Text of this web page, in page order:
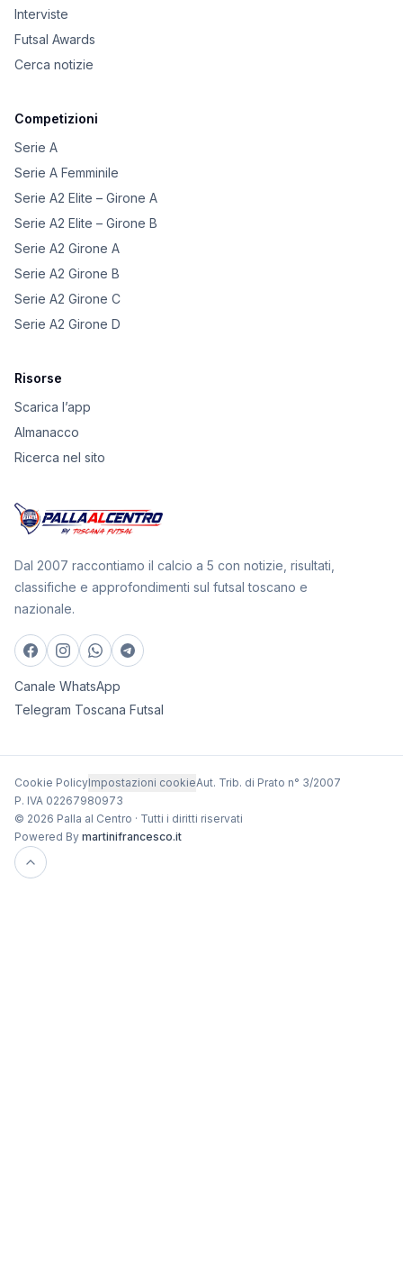
Interviste
Futsal Awards
Cerca notizie
Competizioni
Serie A
Serie A Femminile
Serie A2 Elite – Girone A
Serie A2 Elite – Girone B
Serie A2 Girone A
Serie A2 Girone B
Serie A2 Girone C
Serie A2 Girone D
Risorse
Scarica l’app
Almanacco
Ricerca nel sito
Dal 2007 raccontiamo il calcio a 5 con notizie, risultati,
classifiche e approfondimenti sul futsal toscano e
nazionale.
Canale WhatsApp
Telegram Toscana Futsal
Cookie PolicyImpostazioni cookieAut. Trib. di Prato n° 3/2007
P. IVA 02267980973
© 2026 Palla al Centro · Tutti i diritti riservati
Powered By martinifrancesco.it